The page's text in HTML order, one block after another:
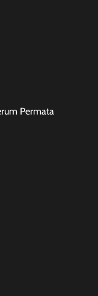
Permata